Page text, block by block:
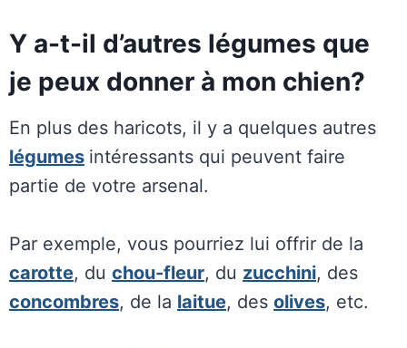
Y a-t-il d’autres légumes que
je peux donner à mon chien?
En plus des haricots, il y a quelques autres
légumes intéressants qui peuvent faire
partie de votre arsenal.
Par exemple, vous pourriez lui offrir de la
carotte, du chou-fleur, du zucchini, des
concombres, de la laitue, des olives, etc.